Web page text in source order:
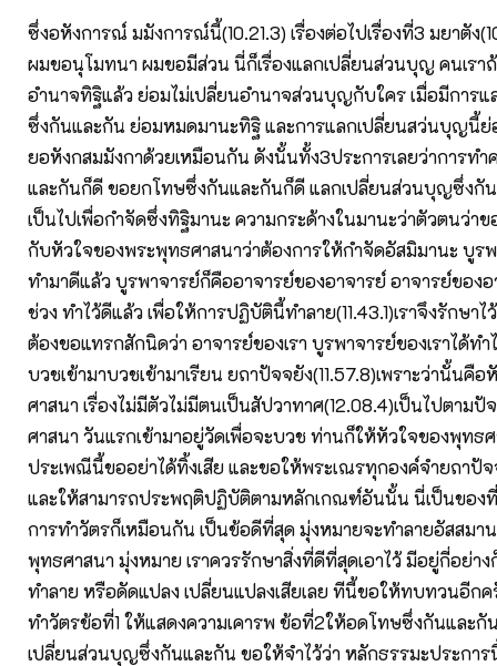
ซึ่งอหังการณ์ มมังการณ์นี้(10.21.3) เรื่องต่อไปเรื่องที่3 มยาตัง
ผมขอนุโมทนา ผมขอมีส่วน นี่ก็เรื่องแลกเปลี่ยนส่วนบุญ คนเรา
อำนาจทิฐิแล้ว ย่อมไม่เปลี่ยนอำนาจส่วนบุญกับใคร เมื่อมีการ
ซึ่งกันและกัน ย่อมหมดมานะทิฐิ และการแลกเปลี่ยนสว่นบุญนี้ย่
ยอหังกสมมังกาด้วยเหมือนกัน ดังนั้นทั้ง3ประการเลยว่าการทำ
และกันก็ดี ขอยกโทษซึ่งกันและกันก็ดี แลกเปลี่ยนส่วนบุญซึ่งกั
เป็นไปเพื่อกำจัดซึ่งทิฐิมานะ ความกระด้างในมานะว่าตัวตนว่า
กับหัวใจของพระพุทธศาสนาว่าต้องการให้กำจัดอัสมิมานะ บูรพ
ทำมาดีแล้ว บูรพาจารย์ก็คืออาจารย์ของอาจารย์ อาจารย์ของ
ช่วง ทำไว้ดีแล้ว เพื่อให้การปฏิบัตินี้ทำลาย(11.43.1)เราจึงรักษา
ต้องขอแทรกสักนิดว่า อาจารย์ของเรา บูรพาจารย์ของเราได้ท
บวชเข้ามาบวชเข้ามาเรียน ยถาปัจจยัง(11.57.8)เพราะว่านั้นคื
ศาสนา เรื่องไม่มีตัวไม่มีตนเป็นสัปวาทาศ(12.08.4)เป็นไปตามปั
ศาสนา วันแรกเข้ามาอยู่วัดเพื่อจะบวช ท่านก็ให้หัวใจของพุทธศ
ประเพณีนี้ขออย่าได้ทิ้งเสีย และขอให้พระเณรทุกองค์จำยถาปั
และให้สามารถประพฤติปฏิบัติตามหลักเกณฑ์อันนั้น นี่เป็นของที่
การทำวัตรก็เหมือนกัน เป็นข้อดีที่สุด มุ่งหมายจะทำลายอัสสมา
พุทธศาสนา มุ่งหมาย เราควรรักษาสิ่งที่ดีที่สุดเอาไว้ มีอยู่กี่อย่าง
ทำลาย หรือดัดแปลง เปลี่ยนแปลงเสียเลย ทีนี้ขอให้ทบทวนอีกค
ทำวัตรข้อที่1 ให้แสดงความเคารพ ข้อที่2ให้อดโทษซึ่งกันและ
เปลี่ยนส่วนบุญซึ่งกันและกัน ขอให้จำไว้ว่า หลักธรรมะประกา